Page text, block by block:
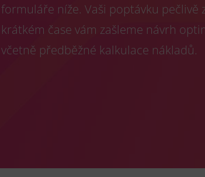
formuláře níže. Vaši poptávku pečlivě
krátkém čase vám zašleme návrh
včetně předběžné kalkulace nákladů.